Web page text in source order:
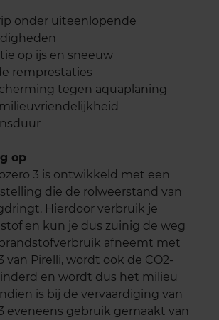
onder uiteenlopende
op ijs en sneeuw
remprestaties
tegen aquaplaning
op
3 is ontwikkeld met een
die de rolweerstand van
Hierdoor verbruik je
en kun je dus zuinig de weg
afneemt met
van Pirelli, wordt ook de CO2-
en wordt dus het milieu
is bij de vervaardiging van
eveneens gebruik gemaakt van